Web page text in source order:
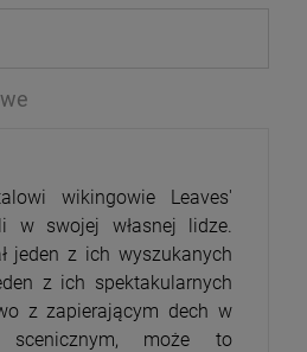
wikingowie Leaves'
w swojej własnej lidze.
jeden z ich wyszukanych
z ich spektakularnych
z zapierającym dech w
scenicznym, może to